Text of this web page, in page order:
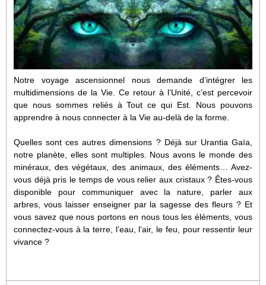
Notre voyage ascensionnel nous demande d’intégrer les
multidimensions de la Vie. Ce retour à l’Unité, c’est percevoir
que nous sommes reliés à Tout ce qui Est. Nous pouvons
apprendre à nous connecter à la Vie au-delà de la forme.
Quelles sont ces autres dimensions ? Déjà sur Urantia Gaïa,
notre planète, elles sont multiples. Nous avons le monde des
minéraux, des végétaux, des animaux, des éléments… Avez-
vous déjà pris le temps de vous relier aux cristaux ? Êtes-vous
disponible pour communiquer avec la nature, parler aux
arbres, vous laisser enseigner par la sagesse des fleurs ? Et
vous savez que nous portons en nous tous les éléments, vous
connectez-vous à la terre, l’eau, l’air, le feu, pour ressentir leur
vivance ?